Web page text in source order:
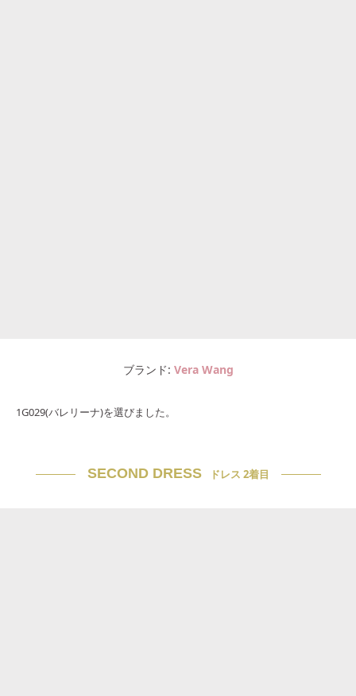
ブランド Vera Wang
1G029(バレリーナ)を選びました。
SECOND DRESS ドレス 2着目